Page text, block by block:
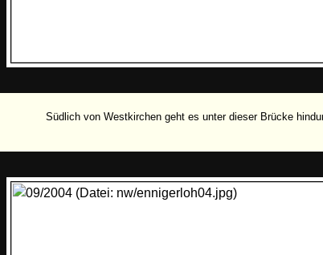
Südlich von Westkirchen geht es unter dieser Brücke